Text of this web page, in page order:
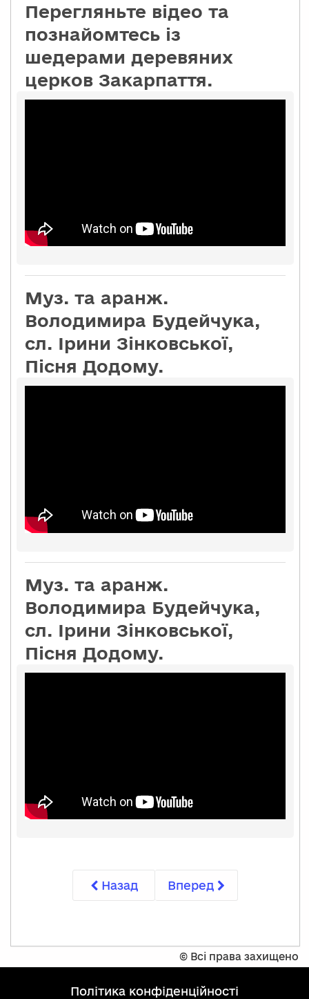
Перегляньте відео та
познайомтесь із
шедерами деревяних
церков Закарпаття.
Муз. та аранж.
Володимира Будейчука,
сл. Ірини Зінковської,
Пісня Додому.
Муз. та аранж.
Володимира Будейчука,
сл. Ірини Зінковської,
Пісня Додому.
Назад Вперед
© Всі права захищено
політика конфіденційності